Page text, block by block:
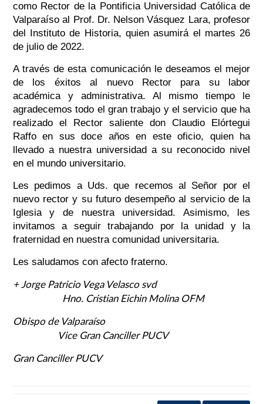
como Rector de la Pontificia Universidad Católica de
Valparaíso al Prof. Dr. Nelson Vásquez Lara, profesor
del Instituto de Historia, quien asumirá el martes 26
de julio de 2022.
A través de esta comunicación le deseamos el mejor
de los éxitos al nuevo Rector para su labor
académica y administrativa. Al mismo tiempo le
agradecemos todo el gran trabajo y el servicio que ha
realizado el Rector saliente don Claudio Elórtegui
Raffo en sus doce años en este oficio, quien ha
llevado a nuestra universidad a su reconocido nivel
en el mundo universitario.
Les pedimos a Uds. que recemos al Señor por el
nuevo rector y su futuro desempeño al servicio de la
Iglesia y de nuestra universidad. Asimismo, les
invitamos a seguir trabajando por la unidad y la
fraternidad en nuestra comunidad universitaria.
Les saludamos con afecto fraterno.
+ Jorge Patricio Vega Velasco svd
Hno. Cristian Eichin Molina OFM
Obispo de Valparaíso
Vice Gran Canciller PUCV
Gran Canciller PUCV